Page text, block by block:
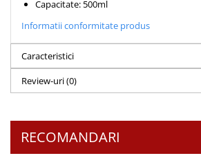
Dezvoltare personala
Leadership
Mediu
Capacitate: 500ml
Informatii conformitate produs
Caracteristici
Review-uri(0)
RECOMANDARI